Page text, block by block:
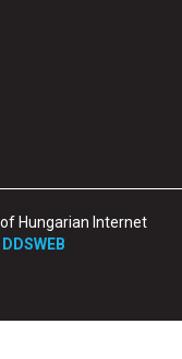
Hungarian Internet
DDSWEB